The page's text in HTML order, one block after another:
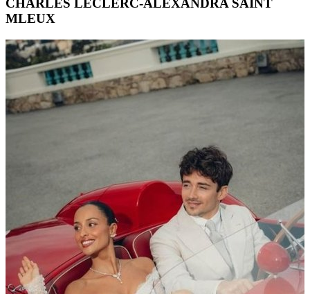
CHARLES LECLERC-ALEXANDRA SAINT
MLEUX